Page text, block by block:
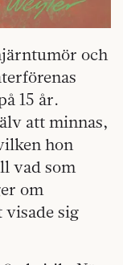
och
15 år.
att minnas,
hon
vad som
om
visade sig